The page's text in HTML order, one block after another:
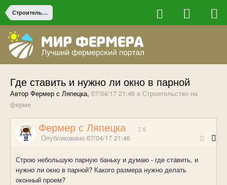
Строительство на ферме
Где ставить и нужно ли окно в парной
Автор Фермер с Ляпецка, 07/04/17 21:46 в Строительство на
ферме
Фермер с Ляпецка 0
Опубликовано 07/04/17 21:46
Строю небольшую парную баньку и думаю - где ставить, и
нужно ли окно в парной? Какого размера нужно делать
оконный проем?